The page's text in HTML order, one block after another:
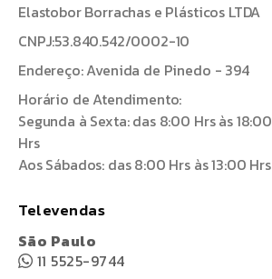
Elastobor Borrachas e Plásticos LTDA
CNPJ:53.840.542/0002-10
Endereço: Avenida de Pinedo - 394
Horário de Atendimento:
Segunda à Sexta: das 8:00 Hrs às 18:00
Hrs
Aos Sábados: das 8:00 Hrs às 13:00 Hrs
Televendas
São Paulo
11 5525-9744